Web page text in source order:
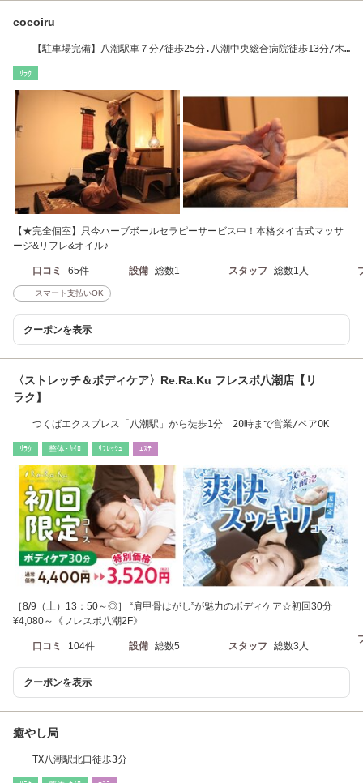
cocoiru
【駐車場完備】八潮駅車７分/徒歩25分.八潮中央総合病院徒歩13分/木
ﾘﾗｸ
【★完全個室】只今ハーブボールセラピーサービス中！本格タイ古式マッサ
ージ&リフレ&オイル♪
口コミ 65件 設備 総数1 スタッフ 総数1人
スマート支払いOK
クーポンを表示
〈ストレッチ＆ボディケア〉Re.Ra.Ku フレスポ八潮店【リ
ラク】
つくばエクスプレス「八潮駅」から徒歩1分 20時まで営業/ペアOK
ﾘﾗｸ 整体･ｶｲﾛ ﾘﾌﾚｯｼｭ ｴｽﾃ
［8/9（土）13：50～◎］ “肩甲骨はがし”が魅力のボディケア☆初回30分
¥4,080～《フレスポ八潮2F》
口コミ 104件 設備 総数5 スタッフ 総数3人
クーポンを表示
癒やし局
TX八潮駅北口徒歩3分